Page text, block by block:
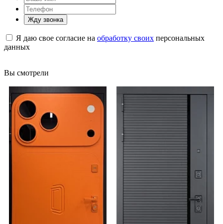
Жду звонка
Я даю свое согласие на обработку своих персональных
данных
Вы смотрели